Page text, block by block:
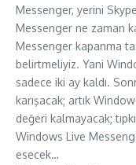
Messenger, yerini
Messenger ne zaman
Messenger kapanma
belirtmeliyiz. Yani
sadece iki ay kaldı.
karışacak; artık
değeri kalmayacak;
Windows Live
esecek…